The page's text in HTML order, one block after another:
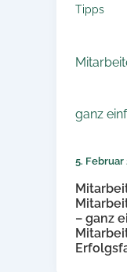
Tipps
ganz
5. Februar
– ganz